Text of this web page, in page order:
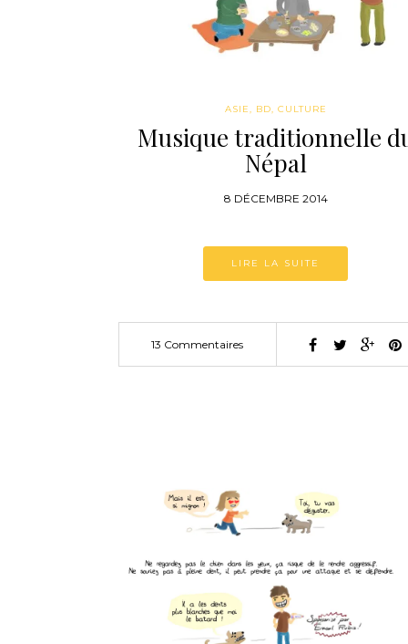
ASIE, BD, CULTURE
Musique traditionnelle
Népal
8 DÉCEMBRE 2014
LIRE LA SUITE
13 Commentaires